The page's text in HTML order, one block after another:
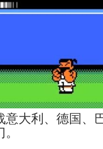
意大利、德国、